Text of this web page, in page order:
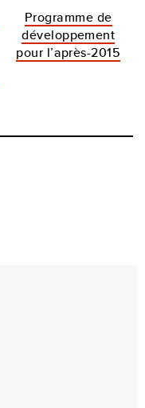
Programme de
développement
pour l’après-2015